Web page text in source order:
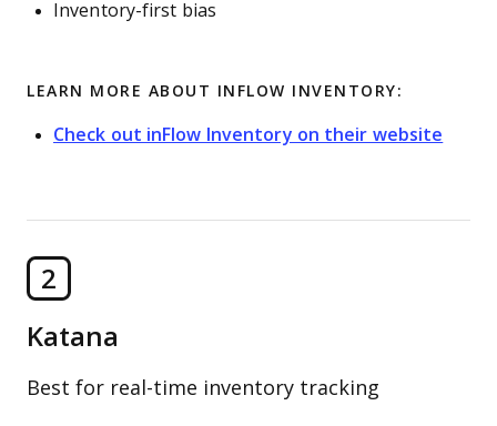
Inventory-first bias
LEARN MORE ABOUT INFLOW INVENTORY:
Check out inFlow Inventory on their website
2
Katana
Best for real-time inventory tracking